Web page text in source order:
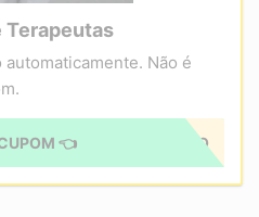
Terapeutas
Não é
CUPOM APLICADO
👈